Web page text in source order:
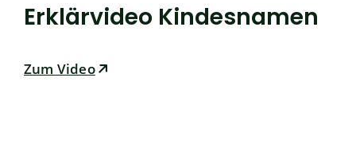
Erklärvideo Kindesnamen
Zum Video